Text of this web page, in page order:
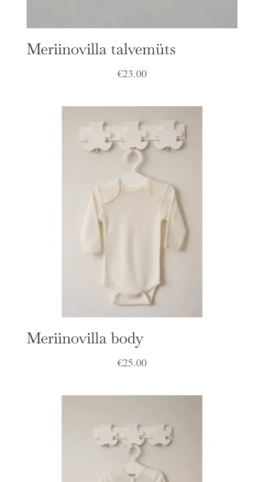
Meriinovilla talvemüts
€23.00
Meriinovilla body
€25.00